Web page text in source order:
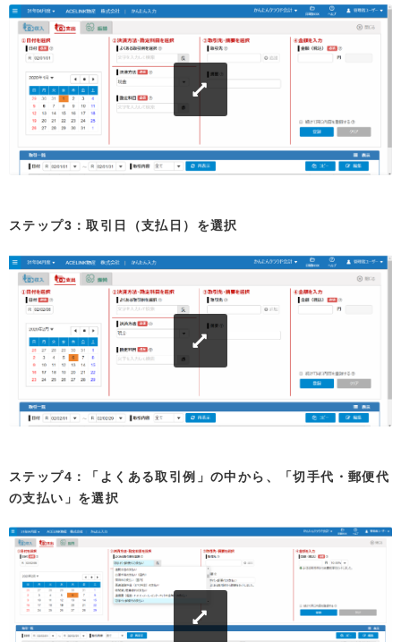
ステップ3：取引日（支払日）を選択
ステップ4：「よくある取引例」の中から、「切手代・郵便代
の支払い」を選択